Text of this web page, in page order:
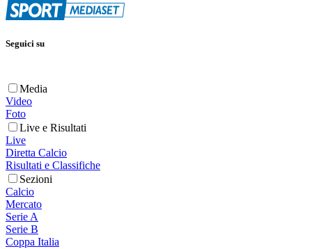
Seguici su
Media
Video
Foto
Live e Risultati
Live
Diretta Calcio
Risultati e Classifiche
Sezioni
Calcio
Mercato
Serie A
Serie B
Coppa Italia